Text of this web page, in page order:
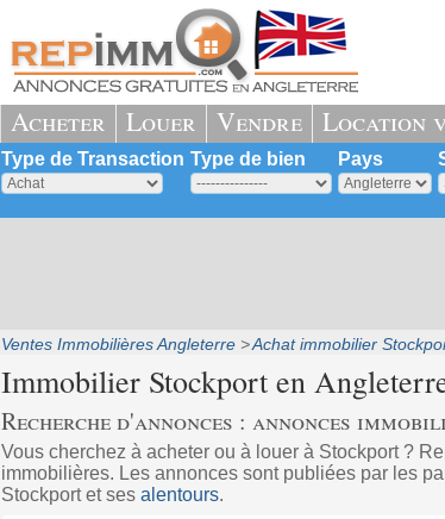
Acheter Louer Vendre Location
Type de Transaction Type de bien Pays
Ventes Immobilières Angleterre Achat immobilier
Immobilier Stockport en
Recherche d'annonces : annonces
Vous cherchez à acheter ou à louer à Stockport ?
immobilières. Les annonces sont publiées par les
Stockport et ses alentours.